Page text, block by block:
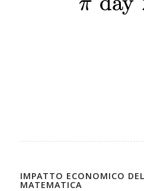
IMPATTO ECONOMICO
MATEMATICA